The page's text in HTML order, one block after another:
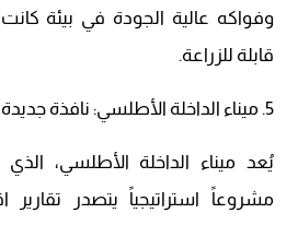
وفواكه عالية الجودة في بيئة
قابلة للزراعة.
5. ميناء الداخلة الأطلسي: نافذة جديدة على إفريقيا والعالم
يُعد ميناء الداخلة الأطلسي،
مشروعاً استراتيجياً يتصدر تقارير